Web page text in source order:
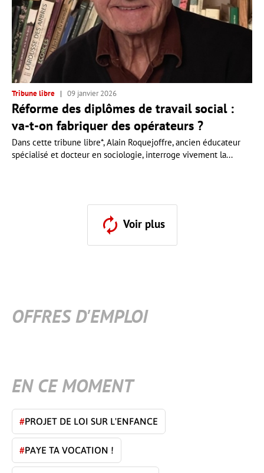
Tribune libre 09 janvier 2026
Réforme des diplômes de travail social :
va-t-on fabriquer des opérateurs ?
Dans cette tribune libre*, Alain Roquejoffre, ancien éducateur
spécialisé et docteur en sociologie, interroge vivement la...
Voir plus
OFFRES D'EMPLOI
EN CE MOMENT
#PROJET DE LOI SUR L'ENFANCE
#PAYE TA VOCATION !